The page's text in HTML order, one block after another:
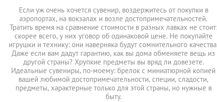
Если уж очень хочется сувенир, воздержитесь от покупки в
аэропортах, на вокзалах и возле достопримечательностей.
Тратить время на сравнение стоимости в разных лавках не стоит:
скорее всего, у них уговор об одинаковой цене. Не покупайте
игрушки и технику: они наверняка будут сомнительного
Даже если вам дадут гарантию, как вы дома обменяете вещь из
другой страны? Хрупкие предметы вы вряд ли довезете.
Идеальные сувениры, по-моему: брелок с миниатюрной копией
вашей любимой достопримечательности, специи, сладости,
предметы, характерные только для этой страны, но нужные в
быту.